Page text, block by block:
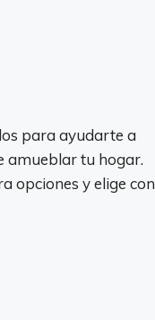
para ayudarte a
amueblar tu hogar.
opciones y elige con